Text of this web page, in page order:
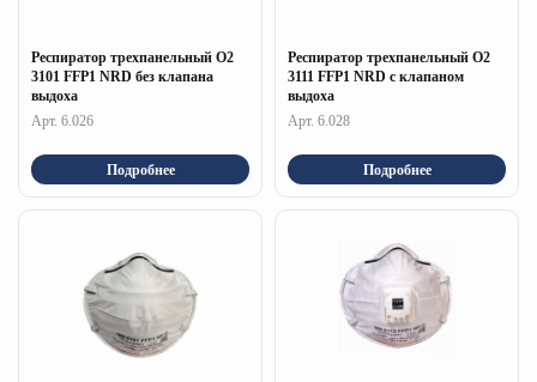
Респиратор трехпанельный О2
3101 FFP1 NRD без клапана
выдоха
Арт. 6.026
Подробнее
Респиратор трехпанельный О2
3111 FFP1 NRD с клапаном
выдоха
Арт. 6.028
Подробнее